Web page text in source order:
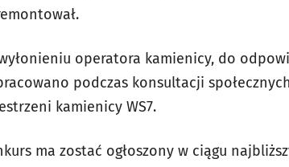
operatora kamienicy, do
podczas konsultacji
kamienicy WS7.
ma zostać ogłoszony w ciągu